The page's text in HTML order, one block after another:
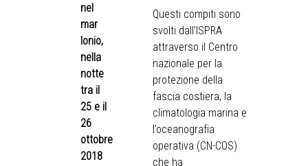
nel
mar
Ionio,
nella
notte
tra il
25 e il
26
ottobre
2018
Questi compiti sono
svolti dall’ISPRA
attraverso il Centro
nazionale per la
protezione della
fascia costiera, la
climatologia marina e
l’oceanografia
operativa (CN-COS)
che ha